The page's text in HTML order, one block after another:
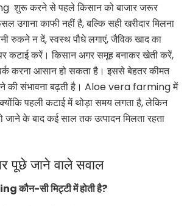
शुरू करने से पहले किसान को बाजार जरूर
उगाना काफी नहीं है, बल्कि सही खरीदार मिलना
रुकने न दें, स्वस्थ पौधे लगाएं, जैविक खाद का
कटाई करें। किसान अगर समूह बनाकर खेती करें,
करना आसान हो सकता है। इससे बेहतर कीमत
की संभावना बढ़ती है। Aloe vera farming में
पहली कटाई में थोड़ा समय लगता है, लेकिन
जाने के बाद कई साल तक उत्पादन मिलता रहता
पूछे जाने वाले सवाल
सी मिट्टी में होती है?